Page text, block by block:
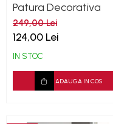
Patura Decorativa
Wood Land Grey
249,00 Lei
124,00 Lei
IN STOC
ADAUGA IN COS